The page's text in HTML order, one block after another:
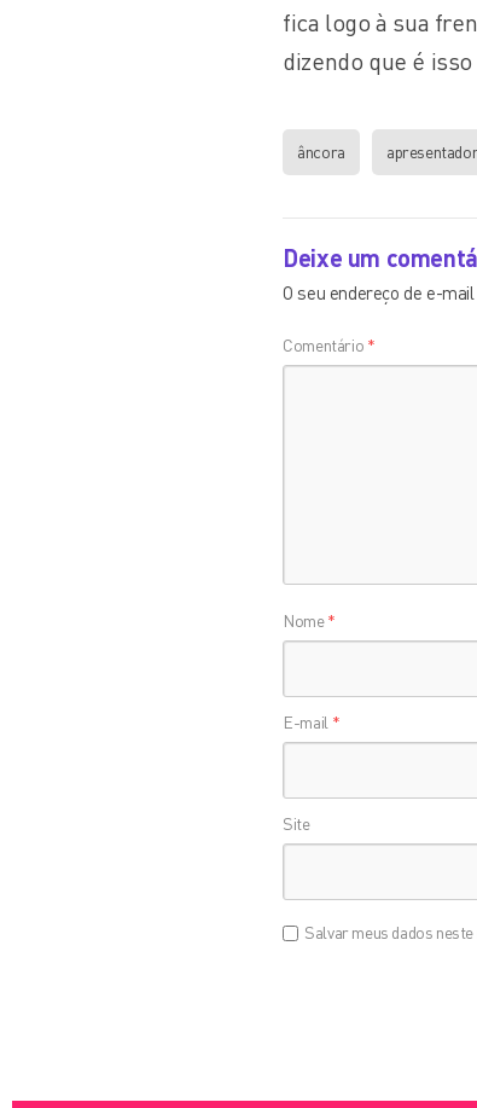
fica logo à sua
dizendo que é
âncora
Deixe um
O seu endereço de e-
Comentário *
Nome*
E-mail *
Site
Salvar meus dados